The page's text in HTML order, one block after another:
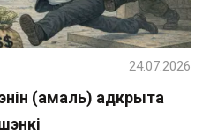
(амаль) адкрыта
24.07.2026